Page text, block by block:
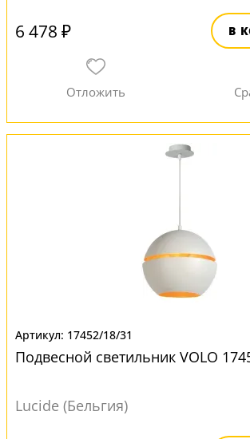
6 478 ₽ В
17452/18/31
Подвесной светильник VOLO
Lucide (Бельгия)